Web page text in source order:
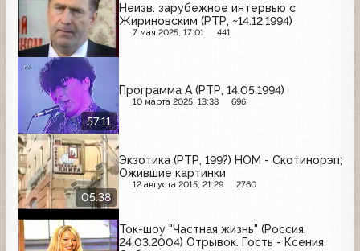
Неизв. зарубежное интервью с
Жириновским (РТР, ~14.12.1994)
7 мая 2025, 17:01 441
57:11
Программа А (РТР, 14.05.1994)
10 марта 2025, 13:38 696
05:38
Экзотика (РТР, 199?) НОМ - Скотинорэп;
Ожившие картинки
12 августа 2015, 21:29 2760
Ток-шоу "Частная жизнь" (Россия,
24.03.2004) Отрывок. Гость - Ксения